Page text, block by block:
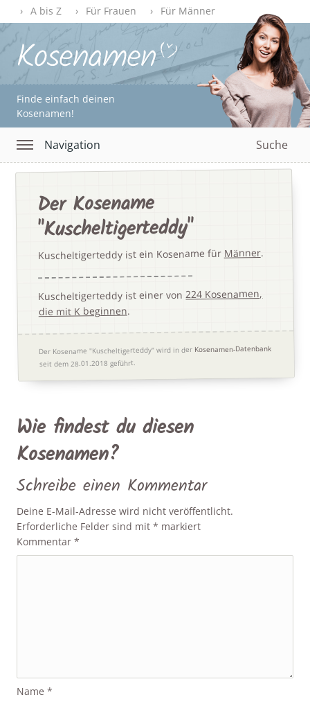
A bis Z Für Frauen Für Männer
Finde einfach deinen
Kosenamen!
Navigation Suche
Der Kosename
"Kuscheltigerteddy"
Kuscheltigerteddy ist ein Kosename fürMänner.
Kuscheltigerteddy ist einer von224 Kosenamen,
die mit K beginnen.
Der Kosename "Kuscheltigerteddy" wird in der Kosenamen-Datenbank
seit dem 28.01.2018 geführt.
Wie findest du diesen
Kosenamen?
Schreibe einen Kommentar
Deine E-Mail-Adresse wird nicht veröffentlicht.
Erforderliche Felder sind mit* markiert
Kommentar*
Name*